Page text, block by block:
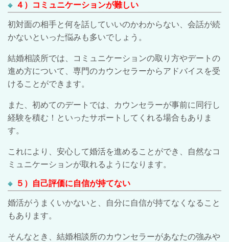
４）コミュニケーションが難しい
初対面の相手と何を話していいのかわからない、会話が続
かないといった悩みも多いでしょう。
結婚相談所では、コミュニケーションの取り方やデートの
進め方について、専門のカウンセラーからアドバイスを受
けることができます。
また、初めてのデートでは、カウンセラーが事前に同行し
経験を積む！といったサポートしてくれる場合もありま
す。
これにより、安心して婚活を進めることができ、自然なコ
ミュニケーションが取れるようになります。
５）自己評価に自信が持てない
婚活がうまくいかないと、自分に自信が持てなくなること
もあります。
そんなとき、結婚相談所のカウンセラーがあなたの強みや